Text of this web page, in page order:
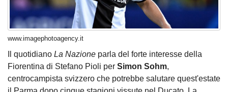
www.imagephotoagency.it
Il quotidiano La Nazione parla del forte interesse della
Fiorentina di Stefano Pioli per Simon Sohm,
centrocampista svizzero che potrebbe salutare quest'estate